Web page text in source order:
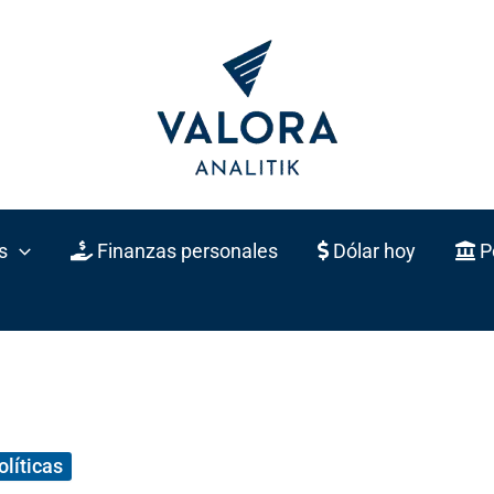
Finanzas personales Dólar hoy